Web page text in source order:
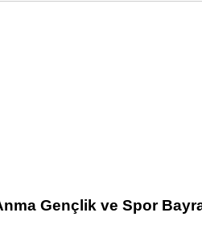
Gençlik ve Spor